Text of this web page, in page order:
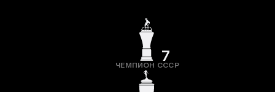
7
ЧЕМПИОН СССР